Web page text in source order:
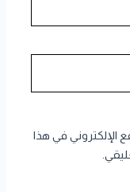
الإلكتروني في هذا